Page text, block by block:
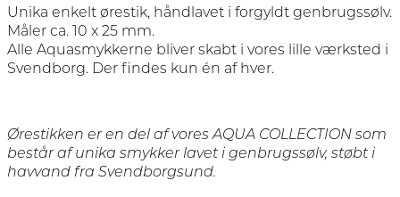
Unika enkelt ørestik, håndlavet i forgyldt genbrugssølv.
Måler ca. 10 x 25 mm.
Alle Aquasmykkerne bliver skabt i vores lille værksted i
Svendborg. Der findes kun én af hver.
Ørestikken er en del af vores AQUA COLLECTION som
består af unika smykker lavet i genbrugssølv, støbt i
havvand fra Svendborgsund.